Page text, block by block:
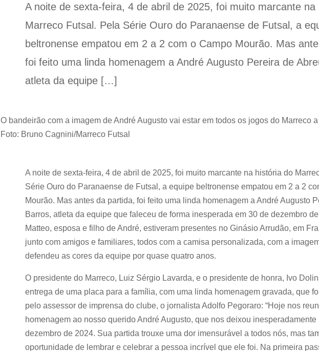
A noite de sexta-feira, 4 de abril de 2025, foi muito marcante na
Marreco Futsal. Pela Série Ouro do Paranaense de Futsal, a
beltronense empatou em 2 a 2 com o Campo Mourão. Mas
foi feito uma linda homenagem a André Augusto Pereira de
atleta da equipe […]
O bandeirão com a imagem de André Augusto vai estar em todos os jogos do Marreco
Foto: Bruno Cagnini/Marreco Futsal
A noite de sexta-feira, 4 de abril de 2025, foi muito marcante na história do
Série Ouro do Paranaense de Futsal, a equipe beltronense empatou em 2 a 2
Mourão. Mas antes da partida, foi feito uma linda homenagem a André Augusto
Barros, atleta da equipe que faleceu de forma inesperada em 30 de dezembro
Matteo, esposa e filho de André, estiveram presentes no Ginásio Arrudão, em
junto com amigos e familiares, todos com a camisa personalizada, com a
defendeu as cores da equipe por quase quatro anos.
O presidente do Marreco, Luiz Sérgio Lavarda, e o presidente de honra, Ivo
entrega de uma placa para a família, com uma linda homenagem gravada, que
pelo assessor de imprensa do clube, o jornalista Adolfo Pegoraro: “Hoje nos
homenagem ao nosso querido André Augusto, que nos deixou inesperadamente
dezembro de 2024. Sua partida trouxe uma dor imensurável a todos nós, mas
oportunidade de lembrar e celebrar a pessoa incrível que ele foi. Na primeira